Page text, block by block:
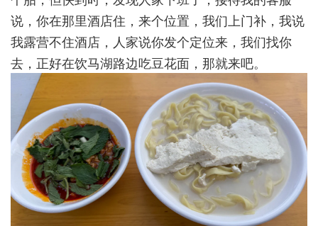
说，你在那里酒店住，来个位置，我们上门补，我说
我露营不住酒店，人家说你发个定位来，我们找你
去，正好在饮马湖路边吃豆花面，那就来吧。